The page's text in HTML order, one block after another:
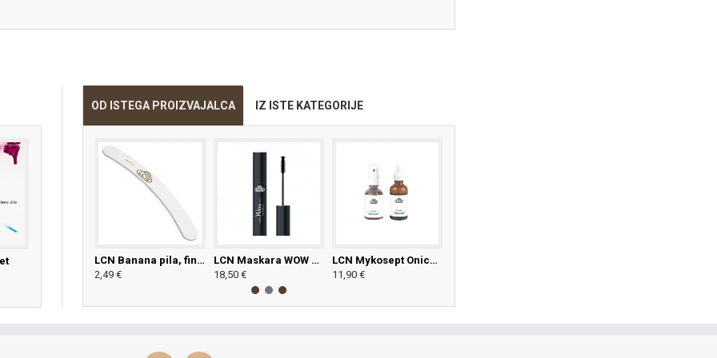
OD ISTEGA PROIZVAJALCA IZ ISTE KATEGORIJE
LCN Banana pila, fina - 120/220
2,49 €
LCN Maskara WOW volume
18,50 €
LCN Mykosept Onico sprej za noge, 50ml
11,90 €